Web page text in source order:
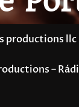
productions llc
–